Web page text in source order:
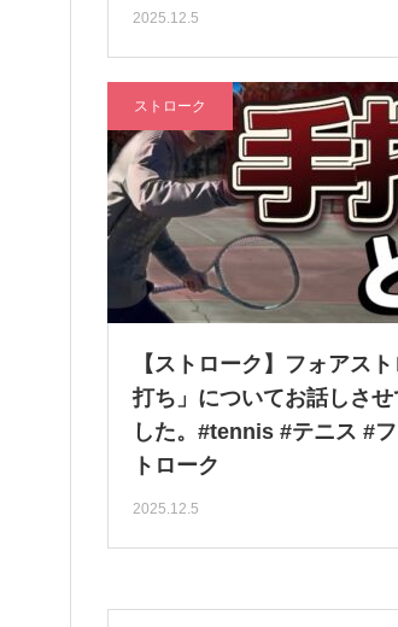
2025.12.5
ストローク
【ストローク】フォアス
打ち」についてお話しさせ
した。#tennis #テニス #
トローク
2025.12.5